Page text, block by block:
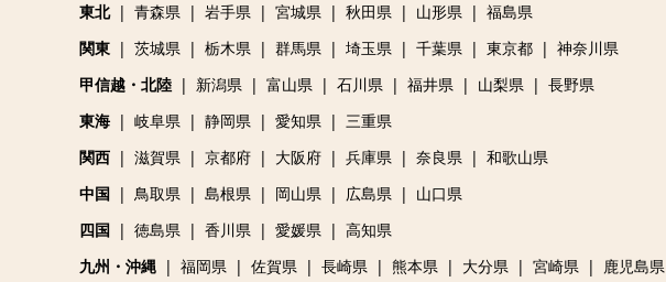
東北
青森県 岩手県 宮城県 秋田県 山形県
福島県
関東
茨城県 栃木県 群馬県 埼玉県 千葉県 東京都
神奈川県
甲信越・北陸
新潟県 富山県 石川県 福井県 山梨県
長野県
東海
岐阜県 静岡県 愛知県
三重県
関西
滋賀県 京都府 大阪府 兵庫県 奈良県
和歌山県
中国
鳥取県 島根県 岡山県 広島県
山口県
四国
徳島県 香川県 愛媛県
高知県
九州・沖縄
福岡県 佐賀県 長崎県 熊本県 大分県 宮崎県
鹿児島県